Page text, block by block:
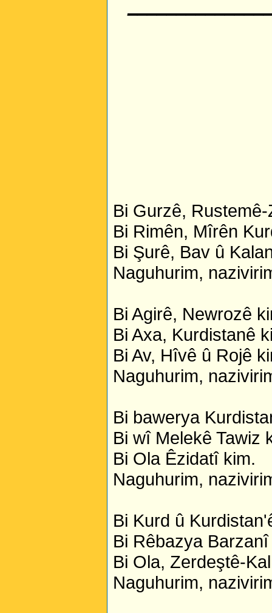
Bi Gurzê,
Bi Rimên, Mîrên
Bi Şurê, Bav û
Naguhurim,
Bi Agirê, Newrozê
Bi Axa, Kurdistanê
Bi Av, Hîvê û Rojê
Naguhurim,
Bi bawerya
Bi wî Melekê Tawiz
Bi Ola Êzidatî kim.
Naguhurim,
Bi Kurd û
Bi Rêbazya
Bi Ola, Zerdeştê-
Naguhurim,